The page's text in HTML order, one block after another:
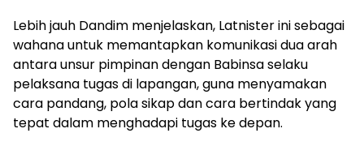
Lebih jauh Dandim menjelaskan, Latnister ini sebagai
wahana untuk memantapkan komunikasi dua arah
antara unsur pimpinan dengan Babinsa selaku
pelaksana tugas di lapangan, guna menyamakan
cara pandang, pola sikap dan cara bertindak yang
tepat dalam menghadapi tugas ke depan.